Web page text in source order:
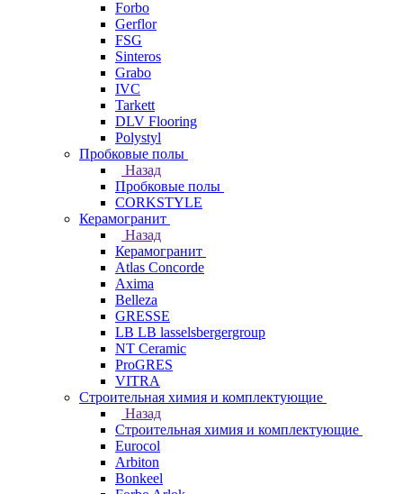
Forbo
Gerflor
FSG
Sinteros
Grabo
IVC
Tarkett
DLV Flooring
Polystyl
Пробковые полы
Назад
Пробковые полы
CORKSTYLE
Керамогранит
Назад
Керамогранит
Atlas Concorde
Axima
Belleza
GRESSE
LB LB lasselsbergergroup
NT Ceramic
ProGRES
VITRA
Строительная химия и комплектующие
Назад
Строительная химия и комплектующие
Eurocol
Arbiton
Bonkeel